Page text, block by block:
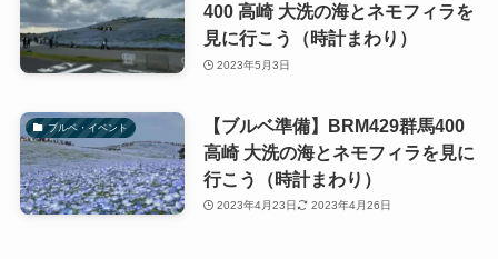
400 高崎 大洗の海とネモフィラを
見に行こう（時計まわり）
2023年5月3日
ブルベ・イベント
【ブルベ準備】BRM429群馬400
高崎 大洗の海とネモフィラを見に
行こう（時計まわり）
2023年4月23日 2023年4月26日